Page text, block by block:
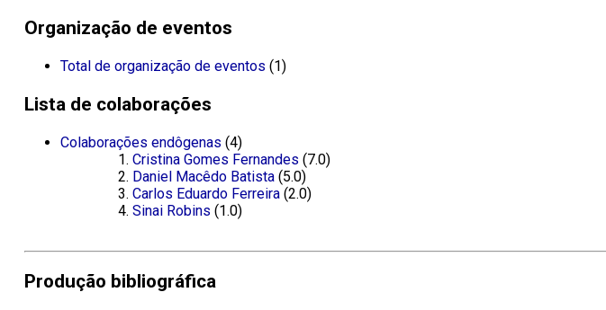
Organização de eventos
Total de organização de eventos (1)
Lista de colaborações
Colaborações endôgenas (4)
Cristina Gomes Fernandes (7.0)
Daniel Macêdo Batista(5.0)
Carlos Eduardo Ferreira(2.0)
Sinai Robins (1.0)
Produção bibliográfica